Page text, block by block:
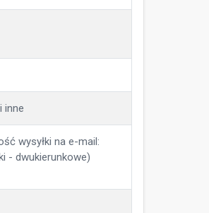
inne
wysyłki na e-mail:
- dwukierunkowe)